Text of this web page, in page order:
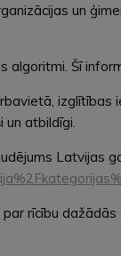
un
Šī
izglītības
un atbildīgi.
Latvijas
rīcību